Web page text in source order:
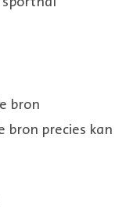
bron
bron precies kan